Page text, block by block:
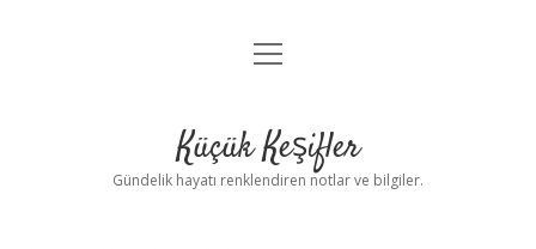
Anasayfa
Yasal Uyarı
menüyü
Küçük Keşifler
Gündelik hayatı renklendiren notlar ve bilgiler.